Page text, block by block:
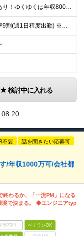
【前職給与アップ保証あり！ゆくゆくは年収800万以上も可能】 月給45万円～＋インセンティブ ※経験や適性を考慮の上、相談し決定します ※上記には固定残業代（20時間分/4万円～）が含まれます
★リモートワーク導入率9割(週1日程度出勤) ※出社が伴う場合は東京23区・横浜を中心としたクライアント先になります。 【本社】 東京都千代田区神田須田町1-3-33 Bizflex神田 4階 (
検討中に入れる
不要 話を聞きたい応募可
/年収1000万可/会社都
終わるか、「一流PM」になる
境で決まる。 ◆エンジニアtyp
歴不問 ベテランOK